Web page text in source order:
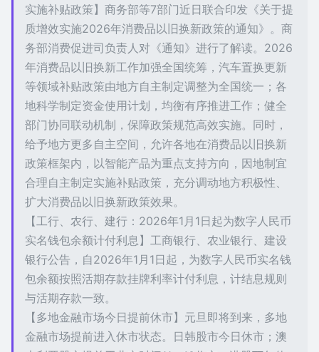
实施补贴政策】商务部等7部门近日联合印发《关于提
质增效实施2026年消费品以旧换新政策的通知》。商
务部消费促进司负责人对《通知》进行了解读。2026
年消费品以旧换新工作加强全国统筹，汽车置换更新
等领域补贴政策由地方自主制定调整为全国统一；各
地科学制定资金使用计划，均衡有序推进工作；健全
部门协同联动机制，保障政策规范高效实施。同时，
给予地方更多自主空间，允许各地在消费品以旧换新
政策框架内，以智能产品为重点支持方向，因地制宜
合理自主制定实施补贴政策，充分调动地方积极性、
扩大消费品以旧换新政策效果。
【工行、农行、建行：2026年1月1日起为数字人民币
实名钱包余额计付利息】工商银行、农业银行、建设
银行公告，自2026年1月1日起，为数字人民币实名钱
包余额按照活期存款挂牌利率计付利息，计结息规则
与活期存款一致。
【多地金融市场今日提前休市】元旦即将到来，多地
金融市场提前进入休市状态。日韩股市今日休市；澳